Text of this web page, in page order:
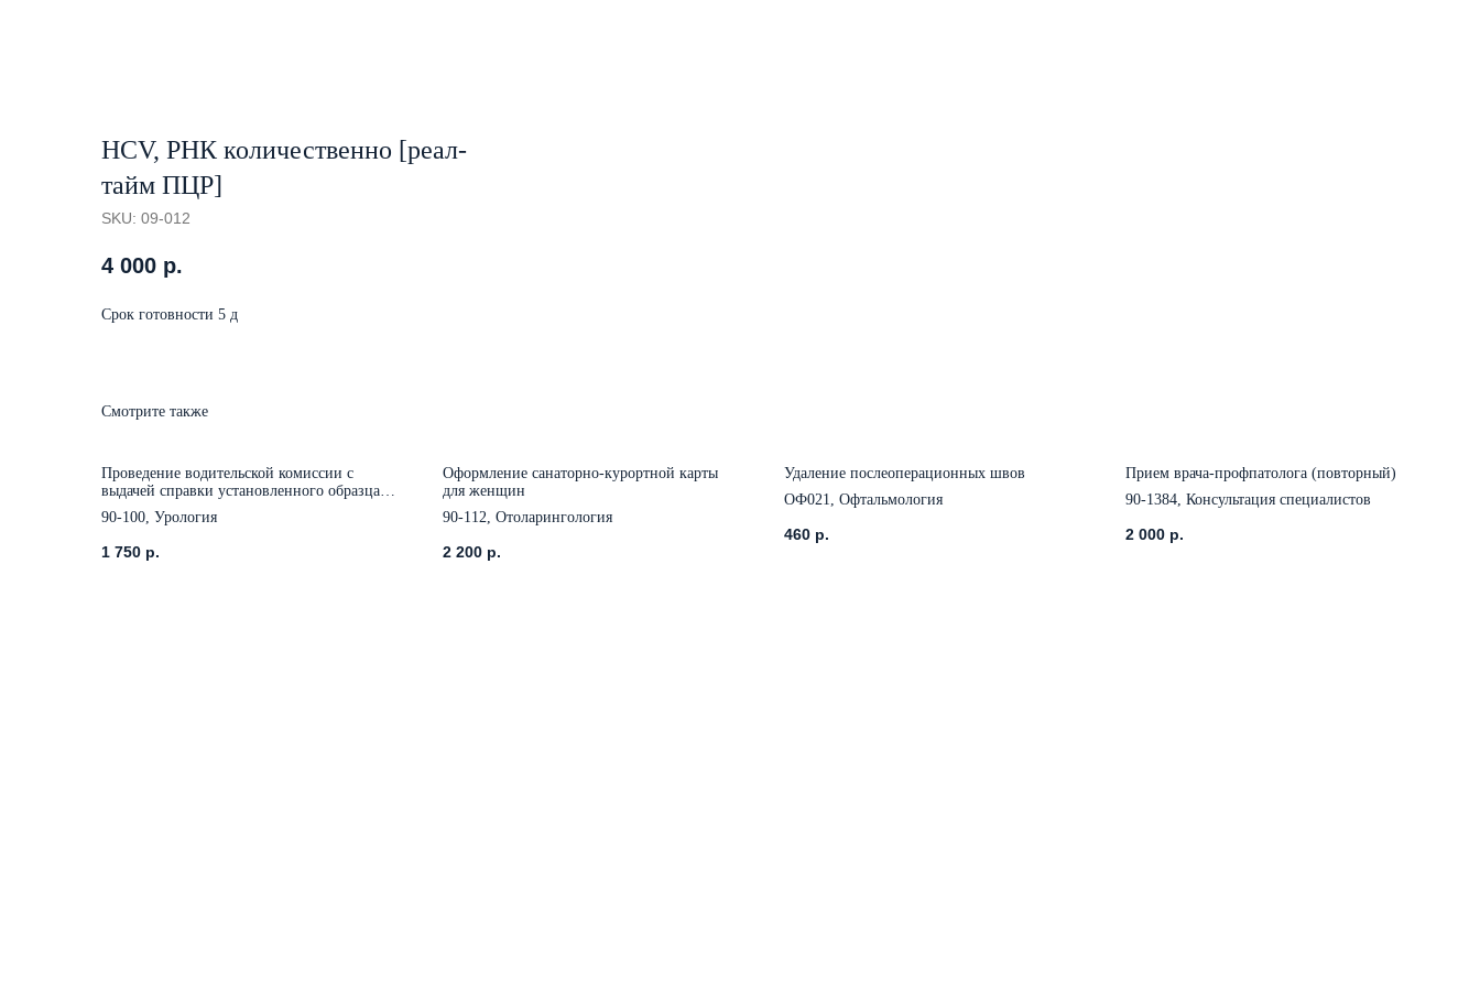
HCV, РНК количественно [реал-
тайм ПЦР]
SKU: 09-012
4 000 р.
Срок готовности 5 д
Смотрите также
Проведение водительской комиссии с
выдачей справки установленного образца
Кат СДЕ
90-100, Урология
1 750 р.
Оформление санаторно-курортной карты
для женщин
90-112, Отоларингология
2 200 р.
Удаление послеоперационных швов
ОФ021, Офтальмология
460 р.
Прием врача-профпатолога (повторный)
90-1384, Консультация специалистов
2 000 р.